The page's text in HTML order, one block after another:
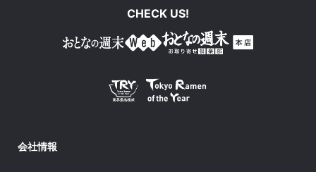
CHECK US!
会社情報